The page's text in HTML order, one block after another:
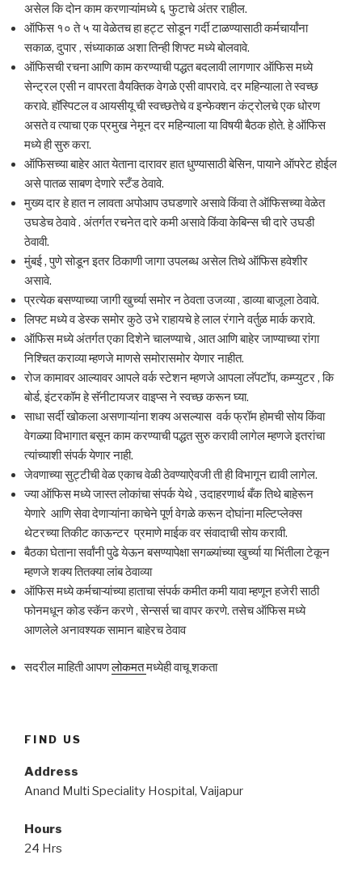
असेल कि दोन काम करणाऱ्यांमध्ये ६ फुटाचे अंतर राहील.
ऑफिस १० ते ५ या वेळेतच हा हट्ट सोडून गर्दी टाळण्यासाठी कर्मचार्यांना
सकाळ, दुपार , संध्याकाळ अशा तिन्ही शिफ्ट मध्ये बोलवावे.
ऑफिसची रचना आणि काम करण्याची पद्धत बदलावी लागणार ऑफिस मध्ये
सेन्ट्रल एसी न वापरता वैयक्तिक वेगळे एसी वापरावे. दर महिन्याला ते स्वच्छ
करावे. हॉस्पिटल व आयसीयू ची स्वच्छतेचे व इन्फेक्शन कंट्रोलचे एक धोरण
असते व त्याचा एक प्रमुख नेमून दर महिन्याला या विषयी बैठक होते. हे ऑफिस
मध्ये ही सुरु करा.
ऑफिसच्या बाहेर आत येताना दारावर हात धुण्यासाठी बेसिन, पायाने ऑपरेट होईल
असे पातळ साबण देणारे स्टँड ठेवावे.
मुख्य दार हे हात न लावता अपोआप उघडणारे असावे किंवा ते ऑफिसच्या वेळेत
उघडेच ठेवावे . अंतर्गत रचनेत दारे कमी असावे किंवा केबिन्स ची दारे उघडी
ठेवावी.
मुंबई , पुणे सोडून इतर ठिकाणी जागा उपलब्ध असेल तिथे ऑफिस हवेशीर
असावे.
प्रत्येक बसण्याच्या जागी खुर्च्या समोर न ठेवता उजव्या , डाव्या बाजूला ठेवावे.
लिफ्ट मध्ये व डेस्क समोर कुठे उभे राहायचे हे लाल रंगाने वर्तुळ मार्क करावे.
ऑफिस मध्ये अंतर्गत एका दिशेने चालण्याचे , आत आणि बाहेर जाण्याच्या रांगा
निश्चित कराव्या म्हणजे माणसे समोरासमोर येणार नाहीत.
रोज कामावर आल्यावर आपले वर्क स्टेशन म्हणजे आपला लॅपटॉप, कम्प्युटर , कि
बोर्ड, इंटरकॉम हे सॅनीटायजर वाइप्स ने स्वच्छ करून घ्या.
साधा सर्दी खोकला असणाऱ्यांना शक्य असल्यास वर्क फ्रॉम होमची सोय किंवा
वेगळ्या विभागात बसून काम करण्याची पद्धत सुरु करावी लागेल म्हणजे इतरांचा
त्यांच्याशी संपर्क येणार नाही.
जेवणाच्या सुट्टीची वेळ एकाच वेळी ठेवण्याऐवजी ती ही विभागून द्यावी लागेल.
ज्या ऑफिस मध्ये जास्त लोकांचा संपर्क येथे , उदाहरणार्थ बँक तिथे बाहेरून
येणारे आणि सेवा देणाऱ्यांना काचेने पूर्ण वेगळे करून दोघांना मल्टिप्लेक्स
थेटरच्या तिकीट काऊन्टर प्रमाणे माईक वर संवादाची सोय करावी.
बैठका घेताना सर्वांनी पुढे येऊन बसण्यापेक्षा सगळ्यांच्या खुर्च्या या भिंतीला टेकून
म्हणजे शक्य तितक्या लांब ठेवाव्या
ऑफिस मध्ये कर्मचाऱ्यांच्या हाताचा संपर्क कमीत कमी यावा म्हणून हजेरी साठी
फोनमधून कोड स्कॅन करणे , सेन्सर्स चा वापर करणे. तसेच ऑफिस मध्ये
आणलेले अनावश्यक सामान बाहेरच ठेवाव
सदरील माहिती आपणलोकमतमध्येही वाचू शकता
FIND US
Address
Anand Multi Speciality Hospital, Vaijapur
Hours
24 Hrs